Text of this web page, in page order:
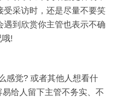
受采访时，还是尽量不要笑
到欣赏你主管也表示不确
!
感觉? 或者其他人想看什
给人留下主管不务实、不